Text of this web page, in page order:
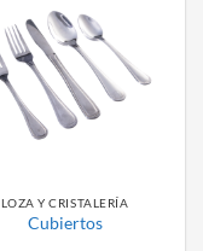
LOZA Y CRISTALERÍA
Cubiertos